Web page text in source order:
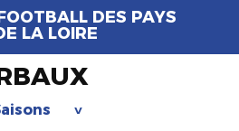
DES PAYS
LA LOIRE
>